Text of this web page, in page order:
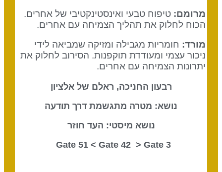
מרומם:טיפוח טבעי ואינסטינקטיבי של אחרים.
הכוח לחלוק את תהליך הצמיחה עם אחרים.
מורד:חומריות מגבילה ומזיקה שמביאה לידי
ניכור עצמי ומעודדת תוקפנות. הסירוב לחלוק את
יתרונות הצמיחה עם אחרים.
רבעון החניכה, ראלם של אלציון
נושא: מטרה מתגשמת דרך תודעה
נושא מיסטי: העד חוזר
Gate 42 > Gate